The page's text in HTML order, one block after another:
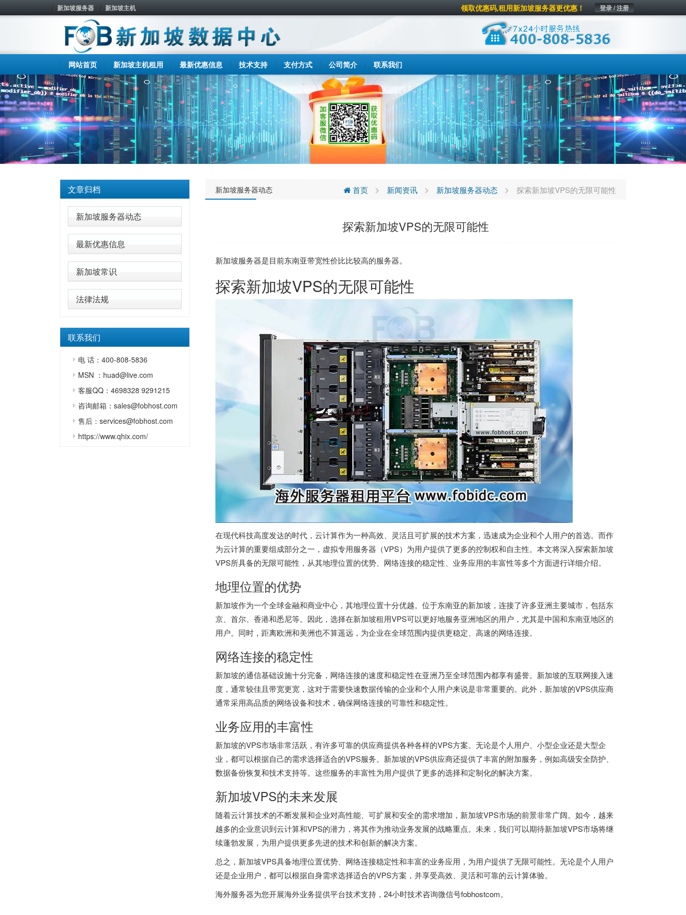
新加坡服务器 新加坡主机 登录 / 注册
领取优惠码,租用新加坡服务器更优惠！
网站首页 新加坡主机租用 最新优惠信息 技术支持 支付方式 公司简介 联系我们
文章归档
新加坡服务器动态
最新优惠信息
新加坡常识
法律法规
联系我们
电 话：400-808-5836
MSN ：huad@live.com
客服QQ：4698328 9291215
咨询邮箱：sales@fobhost.com
售后：services@fobhost.com
https://www.qhix.com/
新加坡服务器动态 首页 新闻资讯 新加坡服务器动态 探索新加坡VPS的无限可能性
探索新加坡VPS的无限可能性
新加坡服务器是目前东南亚带宽性价比比较高的服务器。
探索新加坡VPS的无限可能性
在现代科技高度发达的时代，云计算作为一种高效、灵活且可扩展的技术方案，迅速成为企业和个人用户的首选。而作
为云计算的重要组成部分之一，虚拟专用服务器（VPS）为用户提供了更多的控制权和自主性。本文将深入探索新加坡
VPS所具备的无限可能性，从其地理位置的优势、网络连接的稳定性、业务应用的丰富性等多个方面进行详细介绍。
地理位置的优势
新加坡作为一个全球金融和商业中心，其地理位置十分优越。位于东南亚的新加坡，连接了许多亚洲主要城市，包括东
京、首尔、香港和悉尼等。因此，选择在新加坡租用VPS可以更好地服务亚洲地区的用户，尤其是中国和东南亚地区的
用户。同时，距离欧洲和美洲也不算遥远，为企业在全球范围内提供更稳定、高速的网络连接。
网络连接的稳定性
新加坡的通信基础设施十分完备，网络连接的速度和稳定性在亚洲乃至全球范围内都享有盛誉。新加坡的互联网接入速
度，通常较佳且带宽更宽，这对于需要快速数据传输的企业和个人用户来说是非常重要的。此外，新加坡的VPS供应商
通常采用高品质的网络设备和技术，确保网络连接的可靠性和稳定性。
业务应用的丰富性
新加坡的VPS市场非常活跃，有许多可靠的供应商提供各种各样的VPS方案。无论是个人用户、小型企业还是大型企
业，都可以根据自己的需求选择适合的VPS服务。新加坡的VPS供应商还提供了丰富的附加服务，例如高级安全防护、
数据备份恢复和技术支持等。这些服务的丰富性为用户提供了更多的选择和定制化的解决方案。
新加坡VPS的未来发展
随着云计算技术的不断发展和企业对高性能、可扩展和安全的需求增加，新加坡VPS市场的前景非常广阔。如今，越来
越多的企业意识到云计算和VPS的潜力，将其作为推动业务发展的战略重点。未来，我们可以期待新加坡VPS市场将继
续蓬勃发展，为用户提供更多先进的技术和创新的解决方案。
总之，新加坡VPS具备地理位置优势、网络连接稳定性和丰富的业务应用，为用户提供了无限可能性。无论是个人用户
还是企业用户，都可以根据自身需求选择适合的VPS方案，并享受高效、灵活和可靠的云计算体验。
海外服务器为您开展海外业务提供平台技术支持，24小时技术咨询微信号fobhostcom。